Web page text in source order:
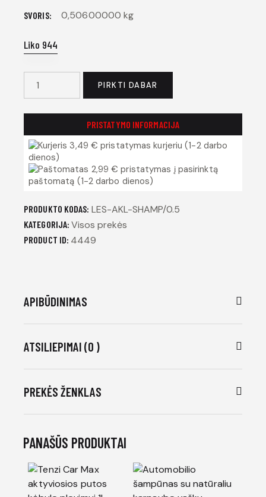
SVORIS 0,50600000 kg
Liko 944
PIRKTI DABAR
PRISTATYMO INFORMACIJA
3,49 € pristatymas kurjeriu (1-2 darbo
dienos)
2,99 € pristatymas į pasirinktą
paštomatą (1-2 darbo dienos)
PRODUKTO KODAS: LES-AKL-SHAMP/0.5
KATEGORIJA:Visos prekės
PRODUCT ID: 4449
APIBŪDINIMAS
ATSILIEPIMAI (0 )
PREKĖS ŽENKLAS
PANAŠŪS PRODUKTAI